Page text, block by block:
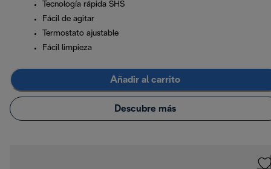
Tecnología rápida SHS
Fácil de agitar
Termostato ajustable
Fácil limpieza
Añadir al carrito
Descubre más